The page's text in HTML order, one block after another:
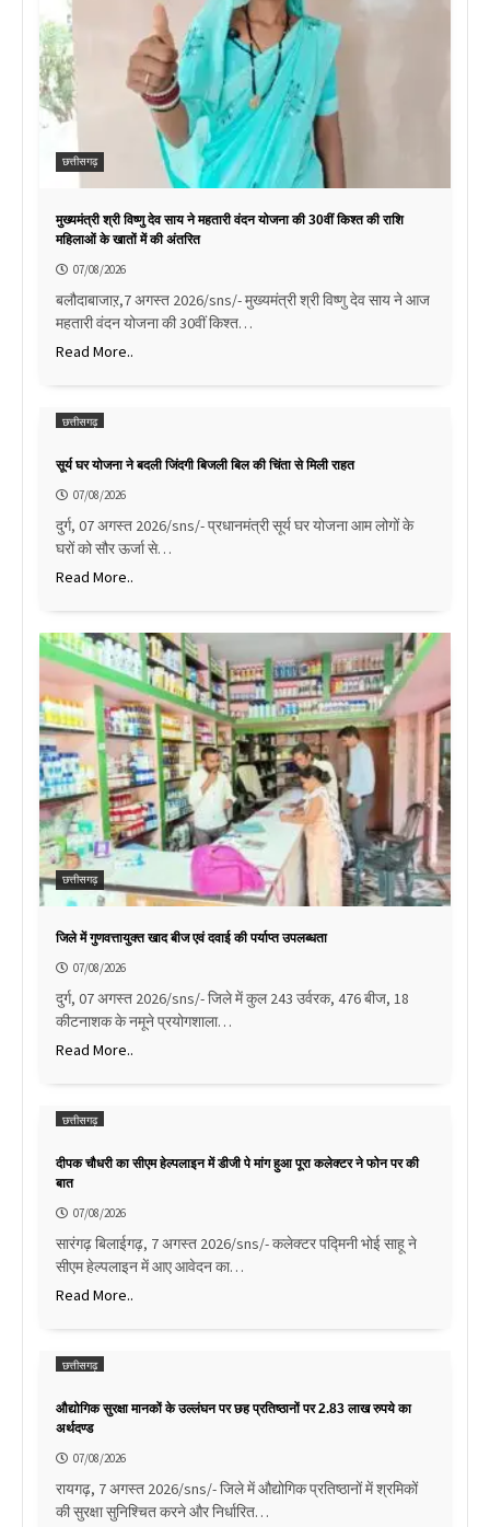
छत्तीसगढ़
मुख्यमंत्री श्री विष्णु देव साय ने महतारी वंदन योजना की 30वीं किश्त की राशि
महिलाओं के खातों में की अंतरित
07/08/2026
बलौदाबाजाऱ,7 अगस्त 2026/sns/- मुख्यमंत्री श्री विष्णु देव साय ने आज
महतारी वंदन योजना की 30वीं किश्त…
Read More..
छत्तीसगढ़
सूर्य घर योजना ने बदली जिंदगी बिजली बिल की चिंता से मिली राहत
07/08/2026
दुर्ग, 07 अगस्त 2026/sns/- प्रधानमंत्री सूर्य घर योजना आम लोगों के
घरों को सौर ऊर्जा से…
Read More..
छत्तीसगढ़
जिले में गुणवत्तायुक्त खाद बीज एवं दवाई की पर्याप्त उपलब्धता
07/08/2026
दुर्ग, 07 अगस्त 2026/sns/- जिले में कुल 243 उर्वरक, 476 बीज, 18
कीटनाशक के नमूने प्रयोगशाला…
Read More..
छत्तीसगढ़
दीपक चौधरी का सीएम हेल्पलाइन में डीजी पे मांग हुआ पूरा कलेक्टर ने फोन पर की
बात
07/08/2026
सारंगढ़ बिलाईगढ़, 7 अगस्त 2026/sns/- कलेक्टर पद्मिनी भोई साहू ने
सीएम हेल्पलाइन में आए आवेदन का…
Read More..
छत्तीसगढ़
औद्योगिक सुरक्षा मानकों के उल्लंघन पर छह प्रतिष्ठानों पर 2.83 लाख रुपये का
अर्थदण्ड
07/08/2026
रायगढ़, 7 अगस्त 2026/sns/- जिले में औद्योगिक प्रतिष्ठानों में श्रमिकों
की सुरक्षा सुनिश्चित करने और निर्धारित…